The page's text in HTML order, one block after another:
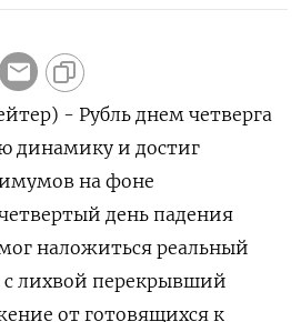
- Рубль днем четверга
динамику и достиг
на фоне
день падения
наложиться реальный
с лихвой перекрывший
от готовящихся к